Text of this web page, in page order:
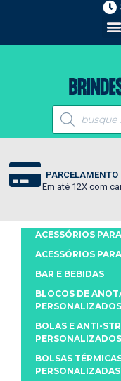
PARCELAMENTO
Em até 12X com
ACESSÓRIOS
ACESSÓRIOS
BAR E BEBIDAS
BLOCOS DE
PERSONALIZADOS
BOLAS E ANTI-
PERSONALIZADOS
BOLSAS
PERSONALIZADAS